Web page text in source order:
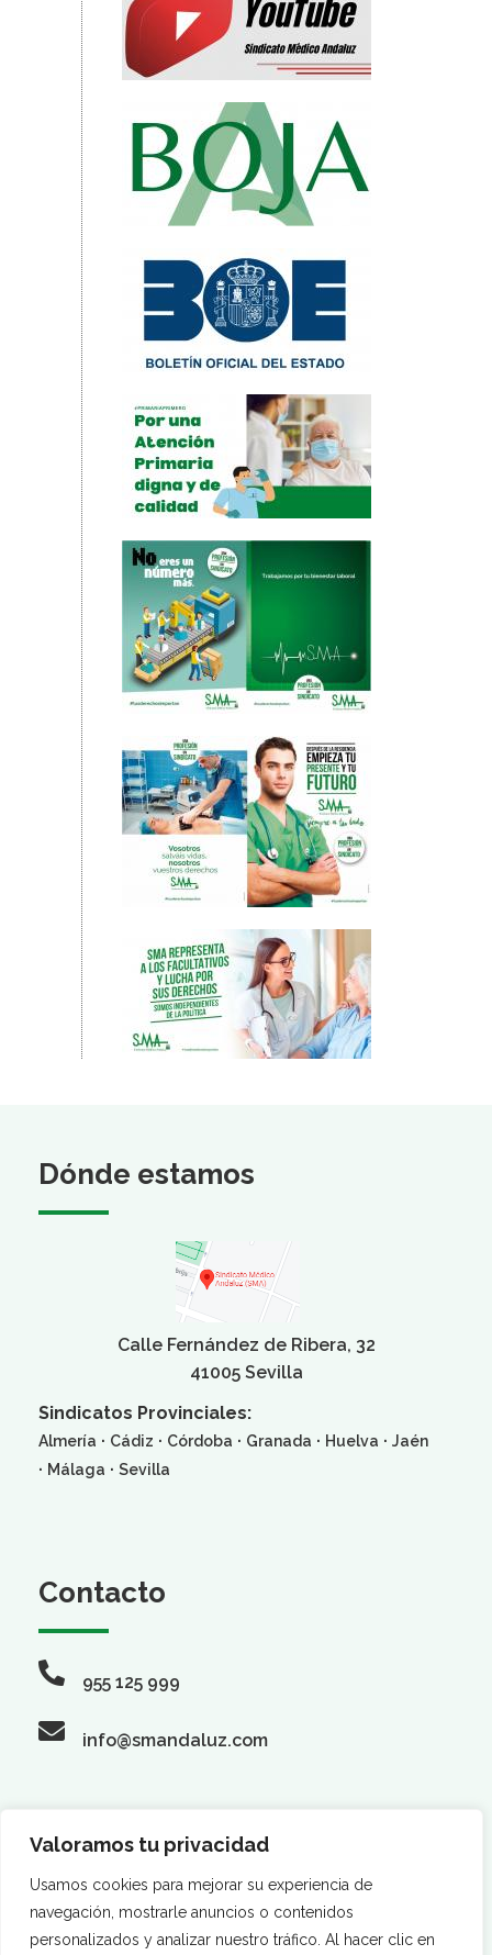
Valoramos tu privacidad
Usamos cookies para mejorar su experiencia de
navegación, mostrarle anuncios o contenidos
personalizados y analizar nuestro tráfico. Al hacer clic en
Dónde estamos
Calle Fernández de Ribera, 32
41005 Sevilla
Sindicatos Provinciales:
Almería · Cádiz · Córdoba · Granada · Huelva · Jaén
· Málaga · Sevilla
Contacto
955 125 999
info@smandaluz.com
Síguenos